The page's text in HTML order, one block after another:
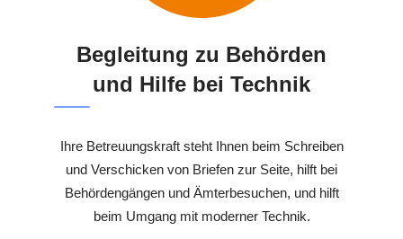
Begleitung zu Behörden
und Hilfe bei Technik
Ihre Betreuungskraft steht Ihnen beim Schreiben
und Verschicken von Briefen zur Seite, hilft bei
Behördengängen und Ämterbesuchen, und hilft
beim Umgang mit moderner Technik.